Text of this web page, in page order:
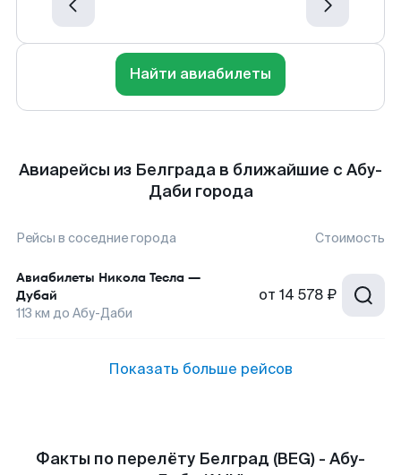
Найти авиабилеты
Авиарейсы из Белграда в ближайшие с Абу-
Даби города
Рейсы в соседние города Стоимость
Авиабилеты Никола Тесла —
Дубай
113 км до Абу-Даби
от 14 578 ₽
Показать больше рейсов
Факты по перелёту Белград (BEG) - Абу-